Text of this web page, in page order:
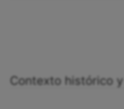
Contexto histórico